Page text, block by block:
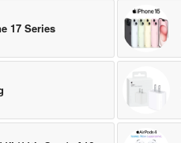
17 Series